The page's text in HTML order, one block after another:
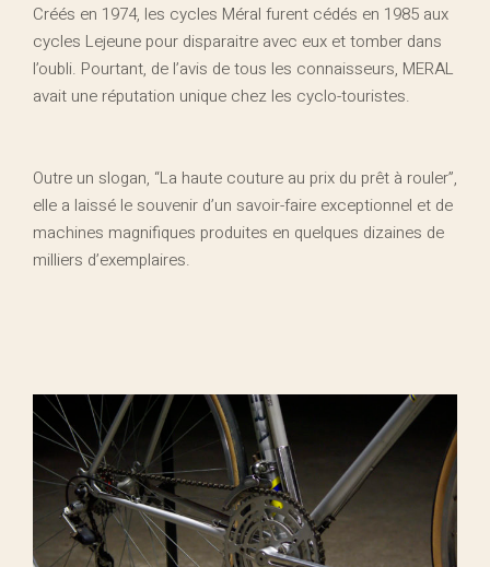
Créés en 1974, les cycles Méral furent cédés en 1985 aux
cycles Lejeune pour disparaitre avec eux et tomber dans
l’oubli. Pourtant, de l’avis de tous les connaisseurs, MERAL
avait une réputation unique chez les cyclo-touristes.
Outre un slogan, “La haute couture au prix du prêt à rouler”,
elle a laissé le souvenir d’un savoir-faire exceptionnel et de
machines magnifiques produites en quelques dizaines de
milliers d’exemplaires.